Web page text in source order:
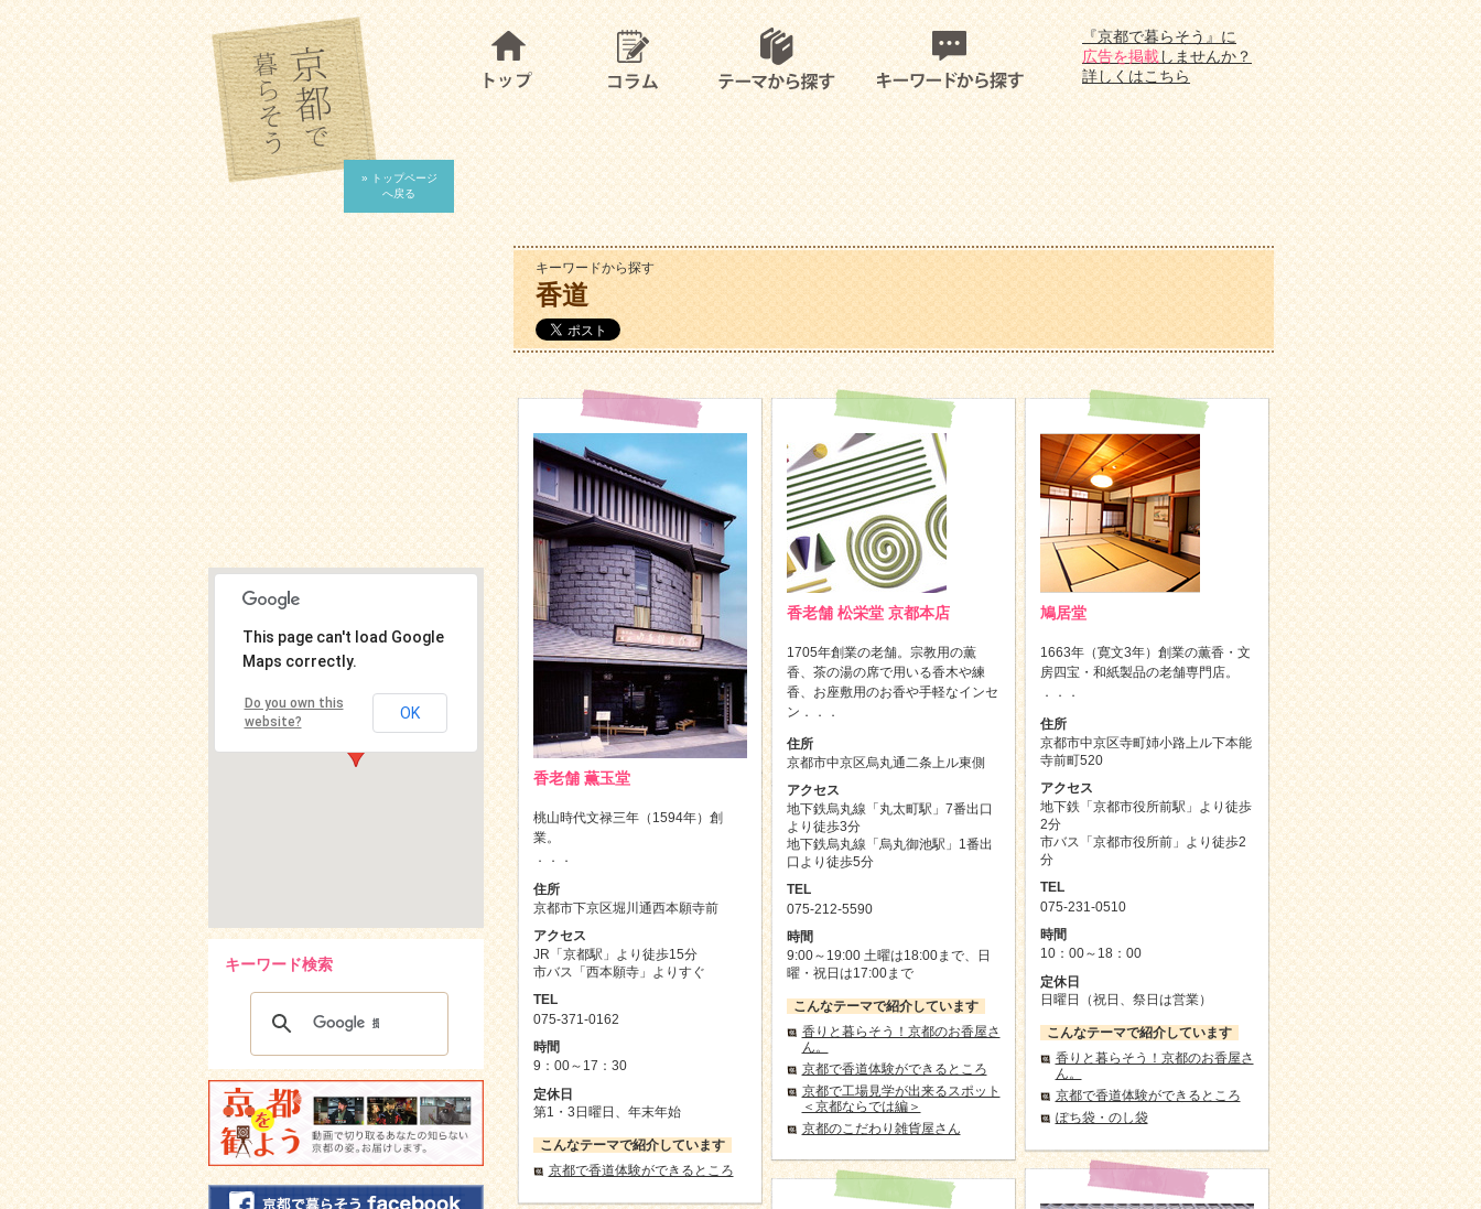
» トップページ
へ戻る
『京都で暮らそう』に
広告を掲載しませんか？
詳しくはこちら
キーワードから探す
香道
香老舗 薫玉堂
桃山時代文禄三年（1594年）創
業。
．．．
住所
京都市下京区堀川通西本願寺前
アクセス
JR「京都駅」より徒歩15分
市バス「西本願寺」よりすぐ
TEL
075-371-0162
時間
9：00～17：30
定休日
第1・3日曜日、年末年始
こんなテーマで紹介しています
京都で香道体験ができるところ
香老舗 松栄堂 京都本店
1705年創業の老舗。宗教用の薫
香、茶の湯の席で用いる香木や練
香、お座敷用のお香や手軽なインセ
ン．．．
住所
京都市中京区烏丸通二条上ル東側
アクセス
地下鉄烏丸線「丸太町駅」7番出口
より徒歩3分
地下鉄烏丸線「烏丸御池駅」1番出
口より徒歩5分
TEL
075-212-5590
時間
9:00～19:00 土曜は18:00まで、日
曜・祝日は17:00まで
こんなテーマで紹介しています
香りと暮らそう！京都のお香屋さ
ん。
京都で香道体験ができるところ
京都で工場見学が出来るスポット
＜京都ならでは編＞
京都のこだわり雑貨屋さん
鳩居堂
1663年（寛文3年）創業の薫香・文
房四宝・和紙製品の老舗専門店。
．．．
住所
京都市中京区寺町姉小路上ル下本能
寺前町520
アクセス
地下鉄「京都市役所前駅」より徒歩
2分
市バス「京都市役所前」より徒歩2
分
TEL
075-231-0510
時間
10：00～18：00
定休日
日曜日（祝日、祭日は営業）
こんなテーマで紹介しています
香りと暮らそう！京都のお香屋さ
ん。
京都で香道体験ができるところ
ぽち袋・のし袋
This page can't load Google
Maps correctly.
Do you own this
website?
OK
キーワード検索